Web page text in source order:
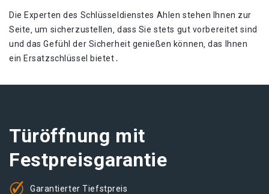
Die Experten des Schlüsseldienstes Ahlen stehen Ihnen zur
Seite‚ um sicherzustellen‚ dass Sie stets gut vorbereitet sind
und das Gefühl der Sicherheit genießen können‚ das Ihnen
ein Ersatzschlüssel bietet․
Türöffnung mit
Festpreisgarantie
Garantierter Tiefstpreis